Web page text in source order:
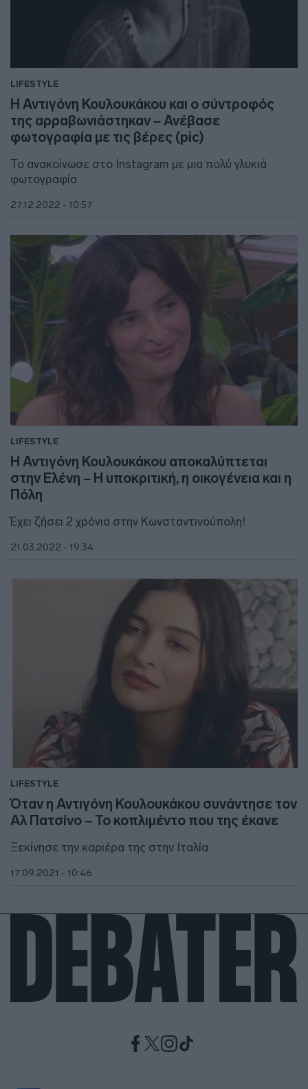
LIFESTYLE
Η Αντιγόνη Κουλουκάκου και ο σύντροφός
της αρραβωνιάστηκαν – Ανέβασε
φωτογραφία με τις βέρες (pic)
Το ανακοίνωσε στο Instagram με μια πολύ γλυκιά
φωτογραφία
27.12.2022 - 10:57
LIFESTYLE
Η Αντιγόνη Κουλουκάκου αποκαλύπτεται
στην Ελένη – Η υποκριτική, η οικογένεια και η
Πόλη
Έχει ζήσει 2 χρόνια στην Κωνσταντινούπολη!
21.03.2022 - 19:34
LIFESTYLE
Όταν η Αντιγόνη Κουλουκάκου συνάντησε τον
Αλ Πατσίνο – Το κοπλιμέντο που της έκανε
Ξεκίνησε την καριέρα της στην Ιταλία
17.09.2021 - 10:46